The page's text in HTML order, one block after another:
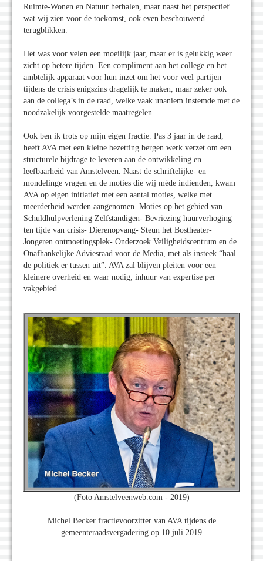
Ruimte-Wonen en Natuur herhalen, maar naast het perspectief
wat wij zien voor de toekomst, ook even beschouwend
terugblikken.
Het was voor velen een moeilijk jaar, maar er is gelukkig weer
zicht op betere tijden. Een compliment aan het college en het
ambtelijk apparaat voor hun inzet om het voor veel partijen
tijdens de crisis enigszins dragelijk te maken, maar zeker ook
aan de collega’s in de raad, welke vaak unaniem instemde met de
noodzakelijk voorgestelde maatregelen.
Ook ben ik trots op mijn eigen fractie. Pas 3 jaar in de raad,
heeft AVA met een kleine bezetting bergen werk verzet om een
structurele bijdrage te leveren aan de ontwikkeling en
leefbaarheid van Amstelveen. Naast de schriftelijke- en
mondelinge vragen en de moties die wij méde indienden, kwam
AVA op eigen initiatief met een aantal moties, welke met
meerderheid werden aangenomen. Moties op het gebied van
Schuldhulpverlening Zelfstandigen- Bevriezing huurverhoging
ten tijde van crisis- Dierenopvang- Steun het Bostheater-
Jongeren ontmoetingsplek- Onderzoek Veiligheidscentrum en de
Onafhankelijke Adviesraad voor de Media, met als insteek “haal
de politiek er tussen uit”. AVA zal blijven pleiten voor een
kleinere overheid en waar nodig, inhuur van expertise per
vakgebied.
(Foto Amstelveenweb.com - 2019)
Michel Becker fractievoorzitter van AVA tijdens de
gemeenteraadsvergadering op 10 juli 2019